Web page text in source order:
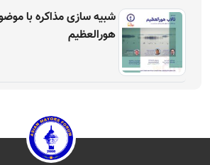
شبیه سازی مذاکره با
هورالعظیم